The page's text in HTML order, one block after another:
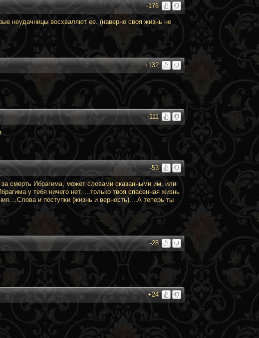
-176
неудачницы восхваляют ее. (наверно своя жизнь не
+132
-111
-53
смерть Ибрагима, может словами сказанными им, или
у тебя ничего нет.....только твоя спасенная жизнь
и поступки (жизнь и верность)....А теперь ты
-28
+24